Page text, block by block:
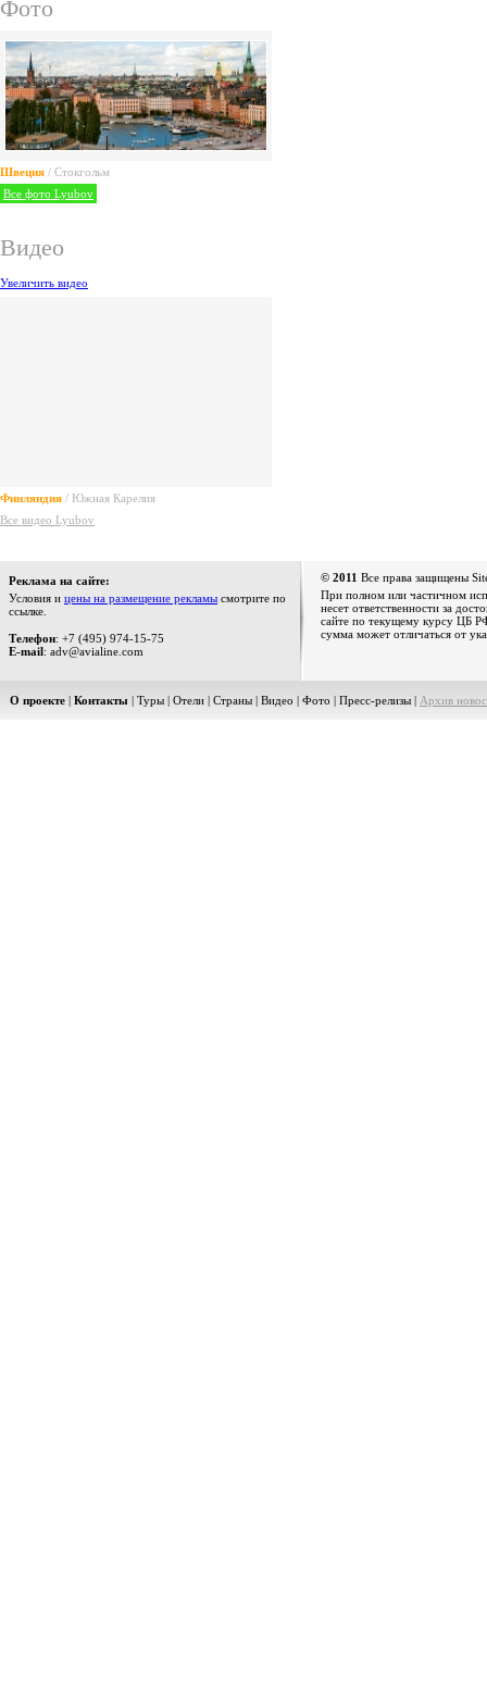
Фото
Швеция / Стокгольм
Все фото Lyubov
Видео
Увеличить видео
Финляндия / Южная Карелия
Все видео Lyubov
Реклама на сайте:
Условия и цены на размещение рекламы смотрите по
ссылке.
Телефон: +7 (495) 974-15-75
E-mail: adv@avialine.com
© 2011 Все права защищены
При полном или частичном
несет ответственности за
сайте по текущему курсу ЦБ
сумма может отличаться от
О проекте | Контакты | Туры | Отели | Страны | Видео | Фото | Пресс-релизы | Архив